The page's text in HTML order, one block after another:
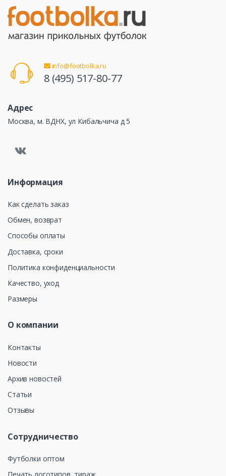
info@footbolka.ru
8 (495) 517-80-77
Адрес
Москва, м. ВДНХ, ул Кибальчича д 5
Информация
Как сделать заказ
Обмен, возврат
Способы оплаты
Доставка, сроки
Политика конфиденциальности
Качество, уход
Размеры
О компании
Контакты
Новости
Архив новостей
Статьи
Отзывы
Сотрудничество
Футболки оптом